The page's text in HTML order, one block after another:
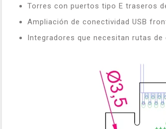
Torres con puertos tipo E traseros
Ampliación de conectividad USB
Integradores que necesitan rutas